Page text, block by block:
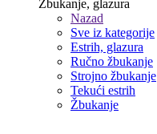
Žbukanje, glazura
Nazad
Sve iz kategorije
Estrih, glazura
Ručno žbukanje
Strojno žbukanje
Tekući estrih
Žbukanje